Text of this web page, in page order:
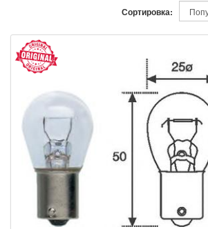
Сортировка: